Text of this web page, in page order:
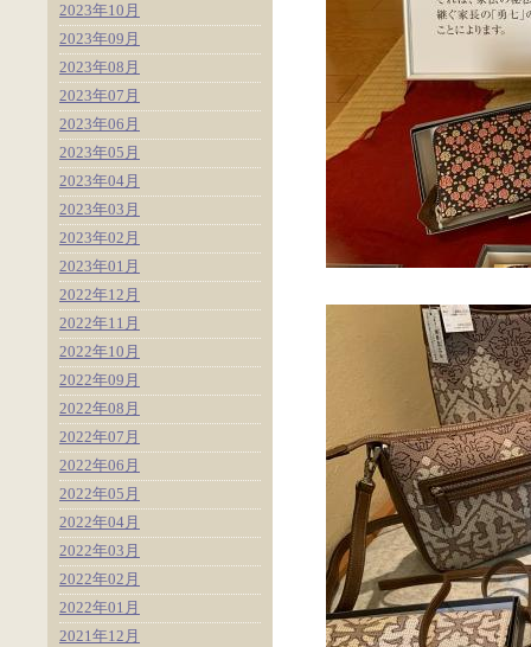
2023年10月
2023年09月
2023年08月
2023年07月
2023年06月
2023年05月
2023年04月
2023年03月
2023年02月
2023年01月
2022年12月
2022年11月
2022年10月
2022年09月
2022年08月
2022年07月
2022年06月
2022年05月
2022年04月
2022年03月
2022年02月
2022年01月
2021年12月